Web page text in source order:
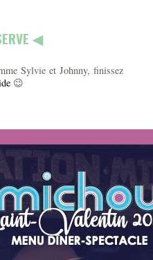
◀︎
Sylvie et Johnny, finissez
😉